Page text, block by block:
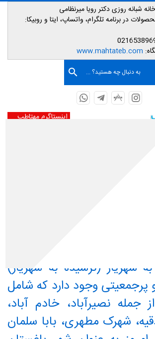
شبانه روزی دکتر رویا میرنظامی
در برنامه تلگرام، واتساپ، ایتا و روبیکا:
www.mahtateb.com
به دنبال چه هستید؟ ...
اینستاگرم مهتاطب
شهریار (نرسیده به شهریار)
پرجمعیتی وجود دارد که شامل
نصیرآباد، خادم آباد،
شهرک مطهری، بابا سلمان